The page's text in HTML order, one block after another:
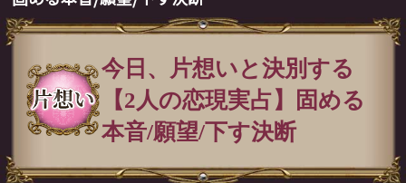
今日、片想いと決別する
【2人の恋現実占】固める
本音/願望/下す決断